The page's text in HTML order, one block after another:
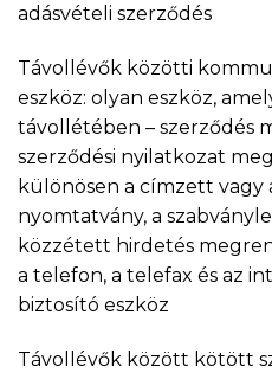
adásvételi szerződés
Távollévők közötti
eszköz: olyan eszköz,
távollétében – szerződés
szerződési nyilatkozat
különösen a címzett vagy
nyomtatvány, a
közzétett hirdetés
a telefon, a telefax és az
biztosító eszköz
Távollévők között kötött